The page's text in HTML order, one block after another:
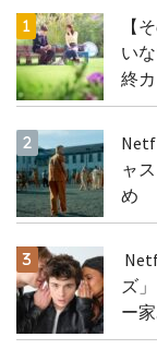
【
い
終
ャ
め
ズ
ー家